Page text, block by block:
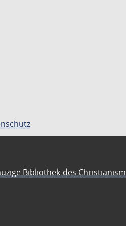
Bibliothek des Christianism